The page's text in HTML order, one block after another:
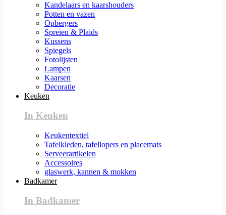
Kandelaars en kaarshouders
Potten en vazen
Opbergers
Spreien & Plaids
Kussens
Spiegels
Fotolijsten
Lampen
Kaarsen
Decoratie
Keuken
In Keuken
Keukentextiel
Tafelkleden, tafellopers en placemats
Serveerartikelen
Accessoires
glaswerk, kannen & mokken
Badkamer
In Badkamer